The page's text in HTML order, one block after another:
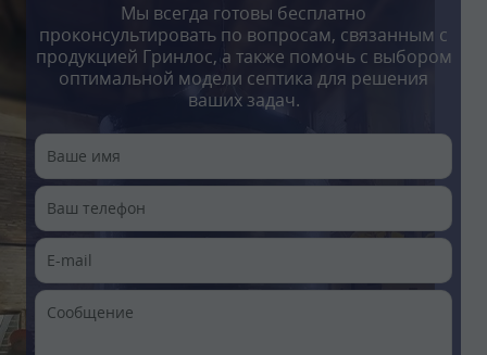
Мы всегда готовы бесплатно
проконсультировать по вопросам, связанным с
продукцией Гринлос, а также помочь с выбором
оптимальной модели септика для решения
ваших задач.